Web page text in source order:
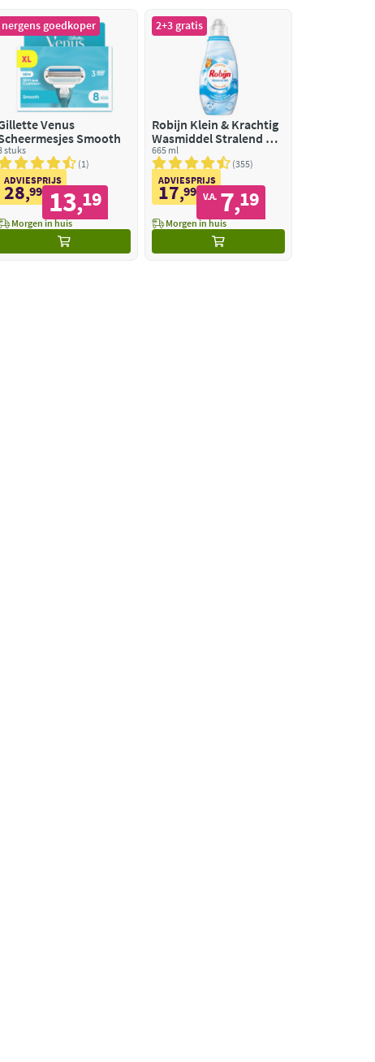
nergens goedkoper
Venus
Smooth
stuks
1
ADVIESPRIJS
28,99 13,19
Morgen in huis
2+3 gratis
Robijn Klein & Krachtig
Wasmiddel Stralend Wit
22 Wasbeurten
665 ml
355
ADVIESPRIJS
17,99 V.A. 7,19
Morgen in huis